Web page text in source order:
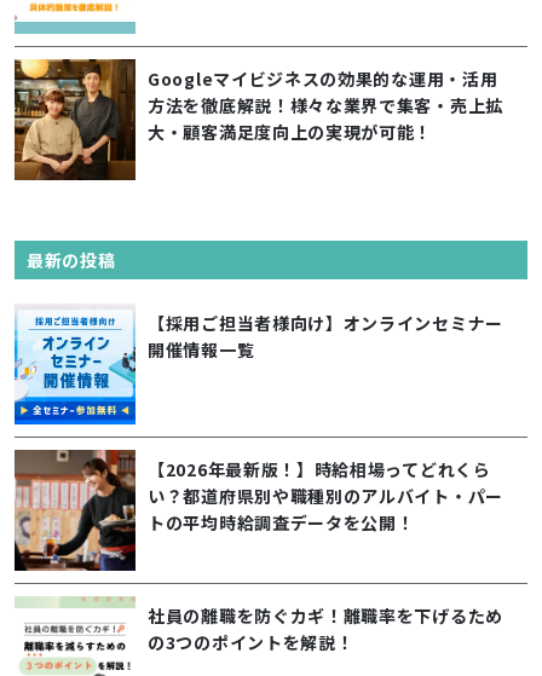
Googleマイビジネスの効果的な運用・活用
方法を徹底解説！様々な業界で集客・売上拡
大・顧客満足度向上の実現が可能！
最新の投稿
【採用ご担当者様向け】オンラインセミナー
開催情報一覧
【2026年最新版！】時給相場ってどれくら
い？都道府県別や職種別のアルバイト・パー
トの平均時給調査データを公開！
社員の離職を防ぐカギ！離職率を下げるため
の3つのポイントを解説！